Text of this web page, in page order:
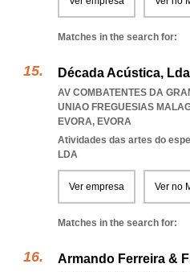
Matches in the search for:
Década Acústica, Lda
AV COMBATENTES DA
UNIAO FREGUESIAS
EVORA, EVORA
Atividades das artes do
LDA
Ver empresa Ver no
Matches in the search for:
Armando Ferreira &